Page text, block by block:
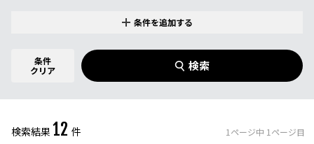
商品名
イラストレーター
レアリティ 0件選択中
条件を追加する
条件
クリア
検索
検索結果 12 件 1 ページ中 1 ページ目